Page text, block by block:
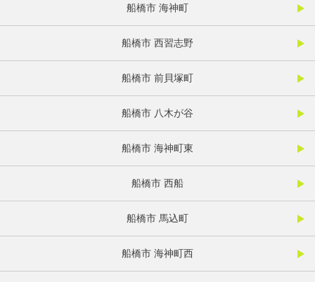
船橋市 海神町
船橋市 西習志野
船橋市 前貝塚町
船橋市 八木が谷
船橋市 海神町東
船橋市 西船
船橋市 馬込町
船橋市 海神町西